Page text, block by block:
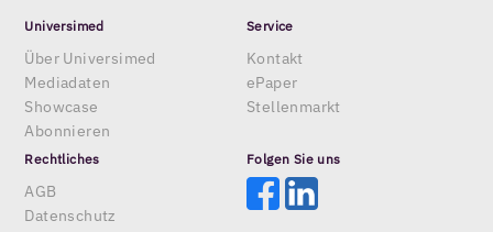
Universimed
Über Universimed
Mediadaten
Showcase
Abonnieren
Service
Kontakt
ePaper
Stellenmarkt
Rechtliches
AGB
Datenschutz
Folgen Sie uns